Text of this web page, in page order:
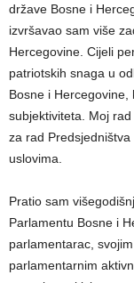
države Bosne i
izvršavao sam više
Hercegovine. Cijeli
patriotskih snaga u
Bosne i
subjektiviteta. Moj
za rad
uslovima.
Pratio sam
Parlamentu Bosne i
parlamentarac,
parlamentarnim